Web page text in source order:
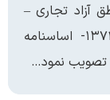
آزاد تجاری –
صنعتی جمهوری اسلامی ایران -مصوب ۱۳۷۲- اساسنامه
تصویب نمود…